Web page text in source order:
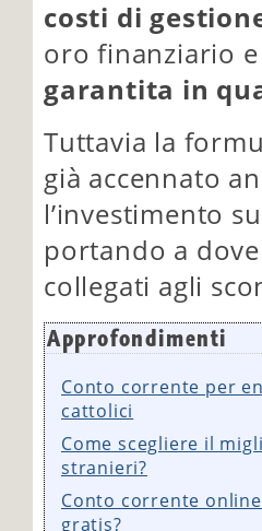
costi di
oro finanziario
garantita in
Tuttavia la
già accennato
l’investimento
portando a
collegati agli
Approfondimenti
Conto corrente per
cattolici
Come scegliere il
stranieri?
Conto corrente
gratis?